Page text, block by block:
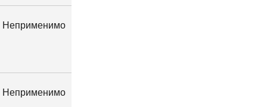
Неприменимо
Неприменимо